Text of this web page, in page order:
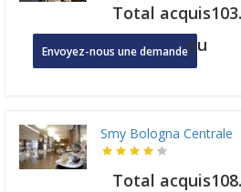
Total
Envoyez-nous une demandeou
Smy Bologna Centrale
Total